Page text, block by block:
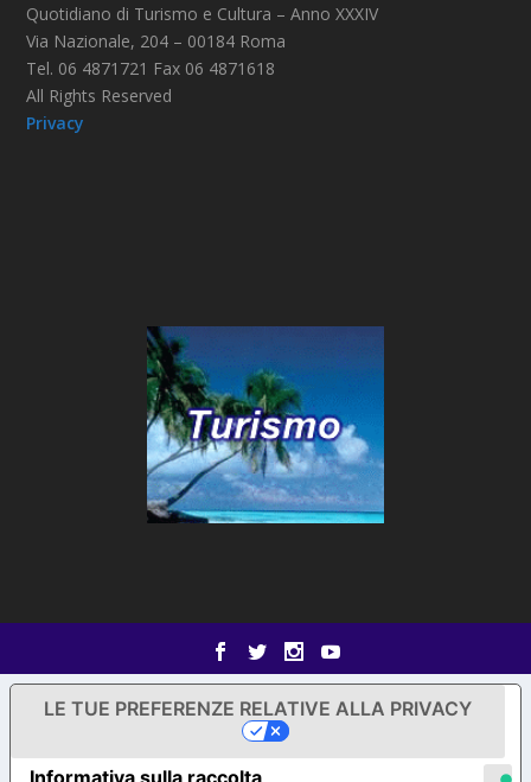
Quotidiano di Turismo e Cultura – Anno XXXIV
Via Nazionale, 204 – 00184 Roma
Tel. 06 4871721 Fax 06 4871618
All Rights Reserved
Privacy
LE TUE PREFERENZE RELATIVE ALLA PRIVACY